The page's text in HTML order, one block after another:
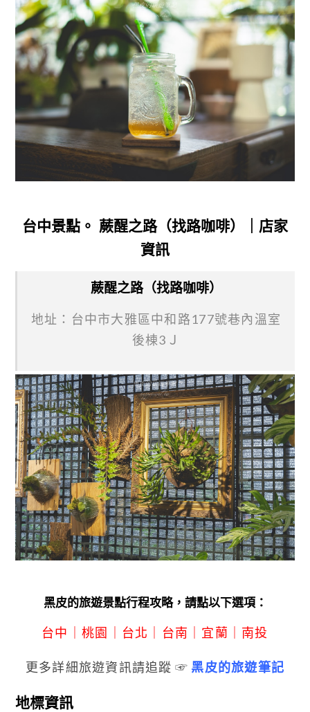
台中景點。 蕨醒之路（找路咖啡）｜店家
資訊
蕨醒之路（找路咖啡）
地址：台中市大雅區中和路177號巷內溫室
後棟3Ｊ
黑皮的旅遊景點行程攻略，請點以下選項：
台中 ｜桃園 台北 台南 宜蘭 南投
更多詳細旅遊資訊請追蹤 ☞ 黑皮的旅遊筆記
地標資訊